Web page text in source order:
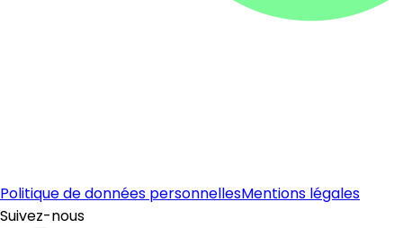
Politique de données personnellesMentions légales
Suivez-nous